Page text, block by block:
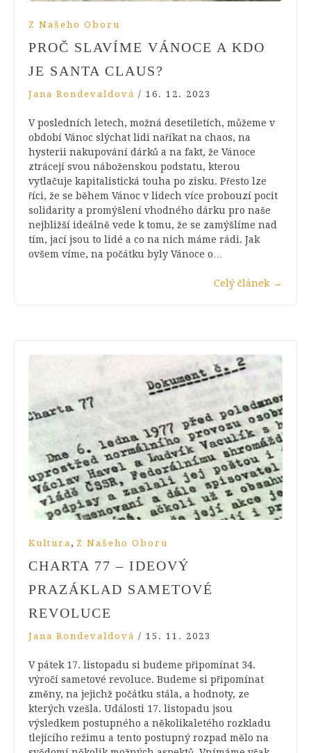
Z Našeho Oboru
PROČ SLAVÍME VÁNOCE A KDO
JE SANTA CLAUS?
Jana Rondevaldová / 16. 12. 2023
V posledních letech, možná desetiletích, můžeme v
období Vánoc slýchat lidi naříkat na chaos, na
hysterii nakupování dárků a na fakt, že Vánoce
ztrácejí svou náboženskou podstatu, kterou
vytlačuje kapitalistická touha po zisku. Přesto lze
říci, že se během Vánoc v lidech více probouzí pocit
solidarity a promýšlení vhodného dárku pro naše
nejbližší ideálně vede k tomu, že se zamýšlíme nad
tím, jací jsou to lidé a co na nich máme rádi. Jak
ovšem víme, na počátku byly Vánoce o…
Celý článek →
Kultura , Z Našeho Oboru
CHARTA 77 – IDEOVÝ
PRAZÁKLAD SAMETOVÉ
REVOLUCE
Jana Rondevaldová / 15. 11. 2023
V pátek 17. listopadu si budeme připomínat 34.
výročí sametové revoluce. Budeme si připomínat
změny, na jejichž počátku stála, a hodnoty, ze
kterých vzešla. Události 17. listopadu jsou
výsledkem postupného a několikaletého rozkladu
tlejícího režimu a tento postupný rozpad mělo na